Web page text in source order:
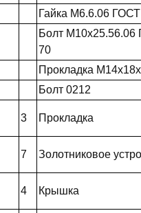
Гайка М6.6.06
Болт М10х25.56.06
70
Прокладка
Болт 0212
3 Прокладка
7 Золотниковое
4 Крышка